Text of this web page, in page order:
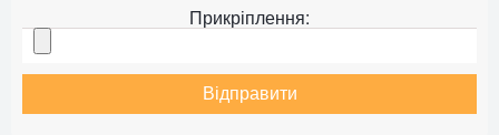
Прикріплення:
Відправити